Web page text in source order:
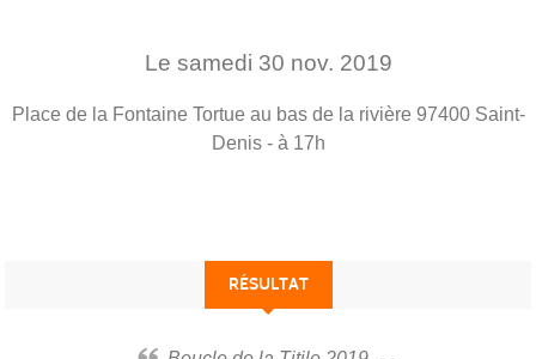
Le samedi 30 nov. 2019
Place de la Fontaine Tortue au bas de la rivière 97400 Saint-
Denis - à 17h
RÉSULTAT